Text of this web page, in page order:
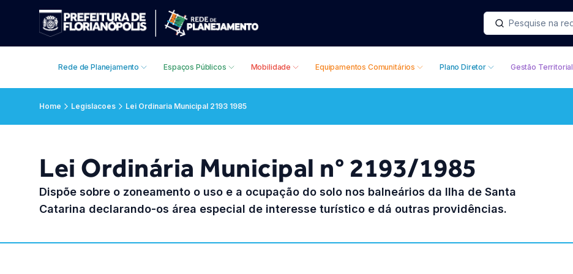
Rede de Planejamento Espaços Públicos Mobilidade Equipamentos Comunitários Plano Diretor Gestão Territorial
Home Legislacoes Lei Ordinaria Municipal 2193 1985
Lei Ordinária Municipal n° 2193/1985
Dispõe sobre o zoneamento o uso e a ocupação do solo nos balneários da Ilha de Santa
Catarina declarando-os área especial de interesse turístico e dá outras providências.